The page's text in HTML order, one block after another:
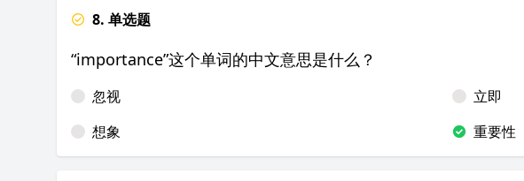
8. 单选题
“importance”这个单词的中文意思是什么？
忽视
立即
想象
重要性